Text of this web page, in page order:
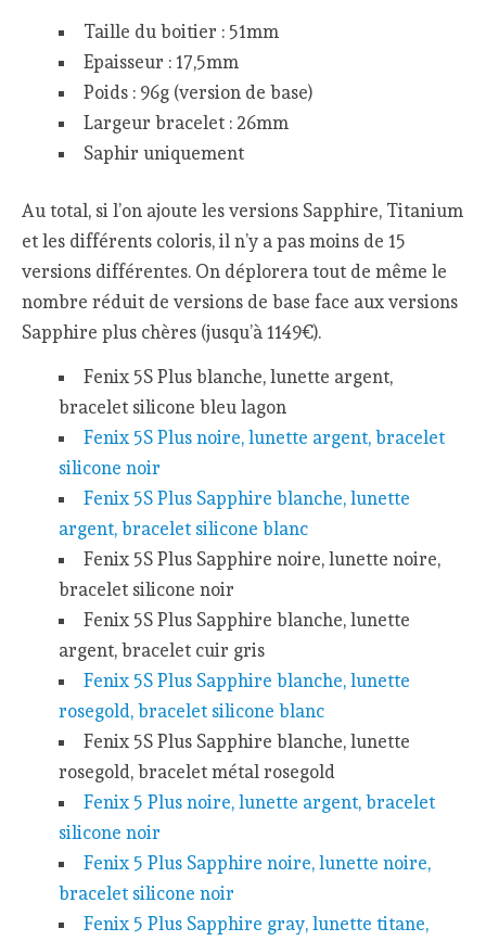
Taille du boitier : 51mm
Epaisseur : 17,5mm
Poids : 96g (version de base)
Largeur bracelet : 26mm
Saphir uniquement
Au total, si l’on ajoute les versions Sapphire, Titanium
et les différents coloris, il n’y a pas moins de 15
versions différentes. On déplorera tout de même le
nombre réduit de versions de base face aux versions
Sapphire plus chères (jusqu’à 1149€).
Fenix 5S Plus blanche, lunette argent,
bracelet silicone bleu lagon
Fenix 5S Plus noire, lunette argent, bracelet
silicone noir
Fenix 5S Plus Sapphire blanche, lunette
argent, bracelet silicone blanc
Fenix 5S Plus Sapphire noire, lunette noire,
bracelet silicone noir
Fenix 5S Plus Sapphire blanche, lunette
argent, bracelet cuir gris
Fenix 5S Plus Sapphire blanche, lunette
rosegold, bracelet silicone blanc
Fenix 5S Plus Sapphire blanche, lunette
rosegold, bracelet métal rosegold
Fenix 5 Plus noire, lunette argent, bracelet
silicone noir
Fenix 5 Plus Sapphire noire, lunette noire,
bracelet silicone noir
Fenix 5 Plus Sapphire gray, lunette titane,